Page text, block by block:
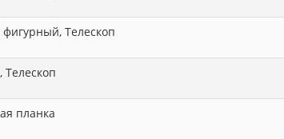
Телескоп
Телескоп
планка